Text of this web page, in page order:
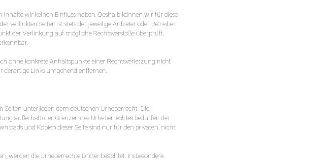
wir keinen Einfluss haben. Deshalb können wir für diese
verlinkten Seiten ist stets der jeweilige Anbieter oder Betreiber
der Verlinkung auf mögliche Rechtsverstöße überprüft.
ohne konkrete Anhaltspunkte einer Rechtsverletzung nicht
derartige Links umgehend entfernen.
Seiten unterliegen dem deutschen Urheberrecht. Die
außerhalb der Grenzen des Urheberrechtes bedürfen der
und Kopien dieser Seite sind nur für den privaten, nicht
werden die Urheberrechte Dritter beachtet. Insbesondere